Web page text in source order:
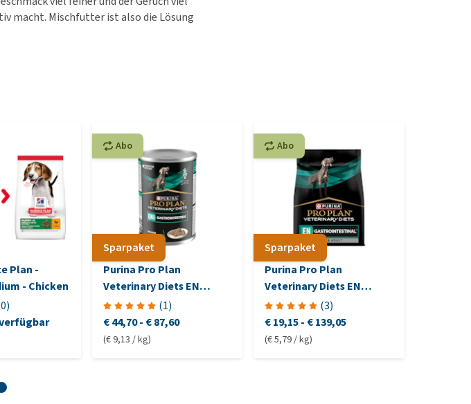
macht. Mischfutter ist also die Lösung
Plan -
- Chicken
0)
Sparpaket
Abo
Purina Pro Plan
Veterinary Diets EN
Gastrointestinal -
Nassfutter
(1)
€ 44,70 - € 87,60
(€ 9,13 / kg)
Sparpaket
Abo
Purina Pro Plan
Veterinary Diets EN
Gastrointestinal - Dogs
(3)
€ 19,15- € 139,05
(€ 5,79 / kg)